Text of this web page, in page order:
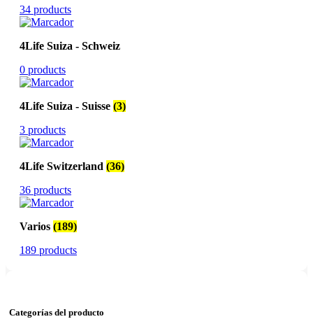
34 products
4Life Suiza - Schweiz
0 products
4Life Suiza - Suisse (3)
3 products
4Life Switzerland (36)
36 products
Varios (189)
189 products
Categorías del producto